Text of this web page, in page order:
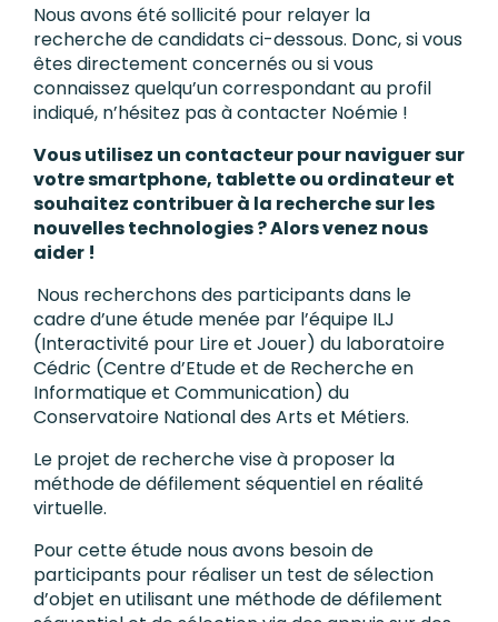
Nous avons été sollicité pour relayer la
recherche de candidats ci-dessous. Donc, si vous
êtes directement concernés ou si vous
connaissez quelqu’un correspondant au profil
indiqué, n’hésitez pas à contacter Noémie !
Vous utilisez un contacteur pour naviguer sur
votre smartphone, tablette ou ordinateur et
souhaitez contribuer à la recherche sur les
nouvelles technologies ? Alors venez nous
aider !
Nous recherchons des participants dans le
cadre d’une étude menée par l’équipe ILJ
(Interactivité pour Lire et Jouer) du laboratoire
Cédric (Centre d’Etude et de Recherche en
Informatique et Communication) du
Conservatoire National des Arts et Métiers.
Le projet de recherche vise à proposer la
méthode de défilement séquentiel en réalité
virtuelle.
Pour cette étude nous avons besoin de
participants pour réaliser un test de sélection
d’objet en utilisant une méthode de défilement